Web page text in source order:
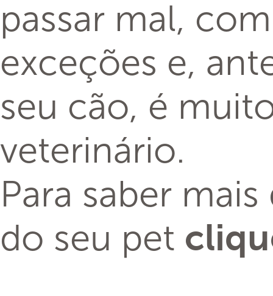
passar mal,
exceções e,
seu cão, é
veterinário.
Para saber
do seu pet